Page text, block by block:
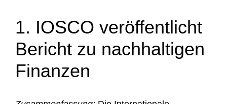
1. IOSCO veröffentlicht
Bericht zu nachhaltigen
Finanzen